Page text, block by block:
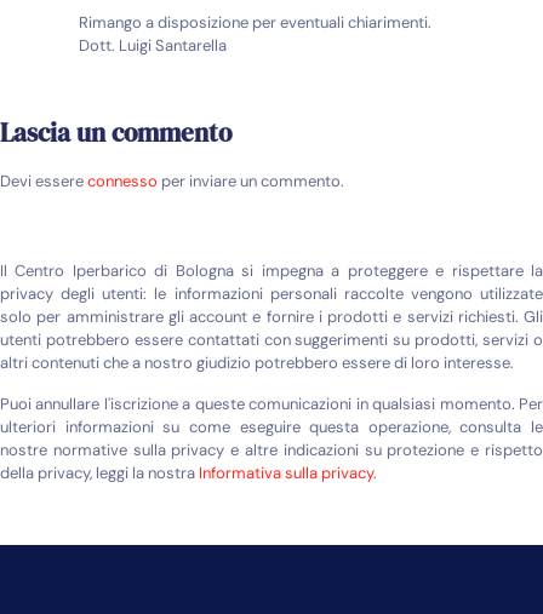
Rimango a disposizione per eventuali chiarimenti.
Dott. Luigi Santarella
Lascia un commento
Devi essereconnesso per inviare un commento.
Il Centro Iperbarico di Bologna si impegna a proteggere e rispettare la
privacy degli utenti: le informazioni personali raccolte vengono utilizzate
solo per amministrare gli account e fornire i prodotti e servizi richiesti. Gli
utenti potrebbero essere contattati con suggerimenti su prodotti, servizi o
altri contenuti che a nostro giudizio potrebbero essere di loro interesse.
Puoi annullare l'iscrizione a queste comunicazioni in qualsiasi momento. Per
ulteriori informazioni su come eseguire questa operazione, consulta le
nostre normative sulla privacy e altre indicazioni su protezione e rispetto
della privacy, leggi la nostra Informativa sulla privacy.